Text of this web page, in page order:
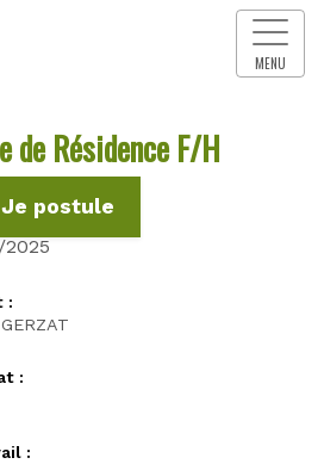
MENU
Résidence F/H
Je postule
:
:
: